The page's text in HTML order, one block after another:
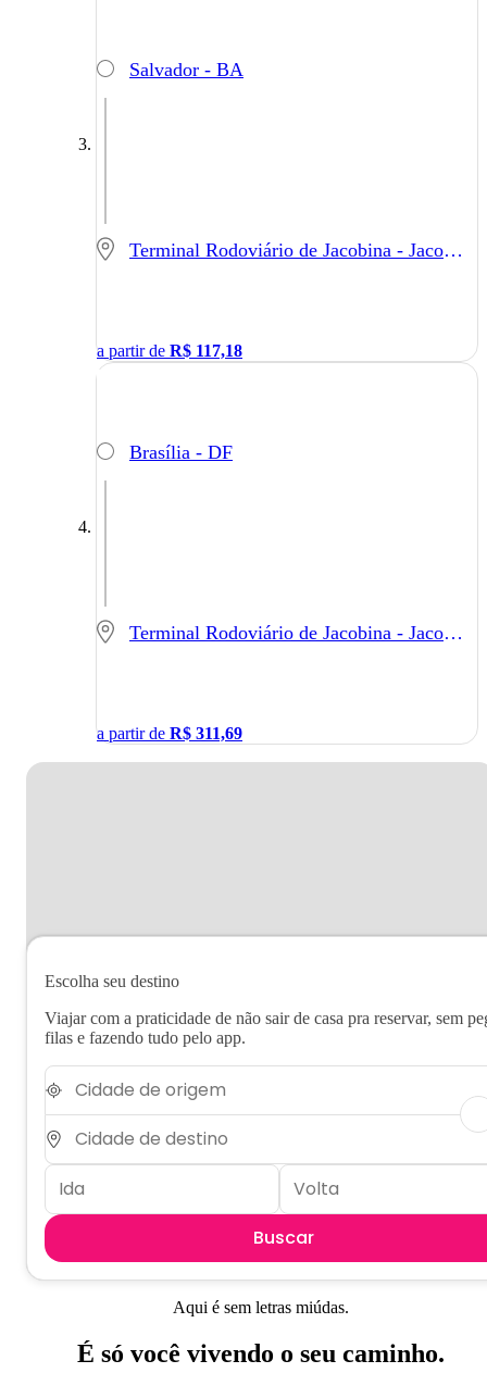
Salvador - BA
Terminal Rodoviário de Jacobina - Jacobina - BA
a partir de R$ 117,18
Brasília - DF
Terminal Rodoviário de Jacobina - Jacobina - BA
a partir de R$ 311,69
Escolha seu destino
Viajar com a praticidade de não sair de casa pra reservar, sem
filas e fazendo tudo pelo app.
Buscar
Aqui é sem letras miúdas.
É só você vivendo o seu caminho.